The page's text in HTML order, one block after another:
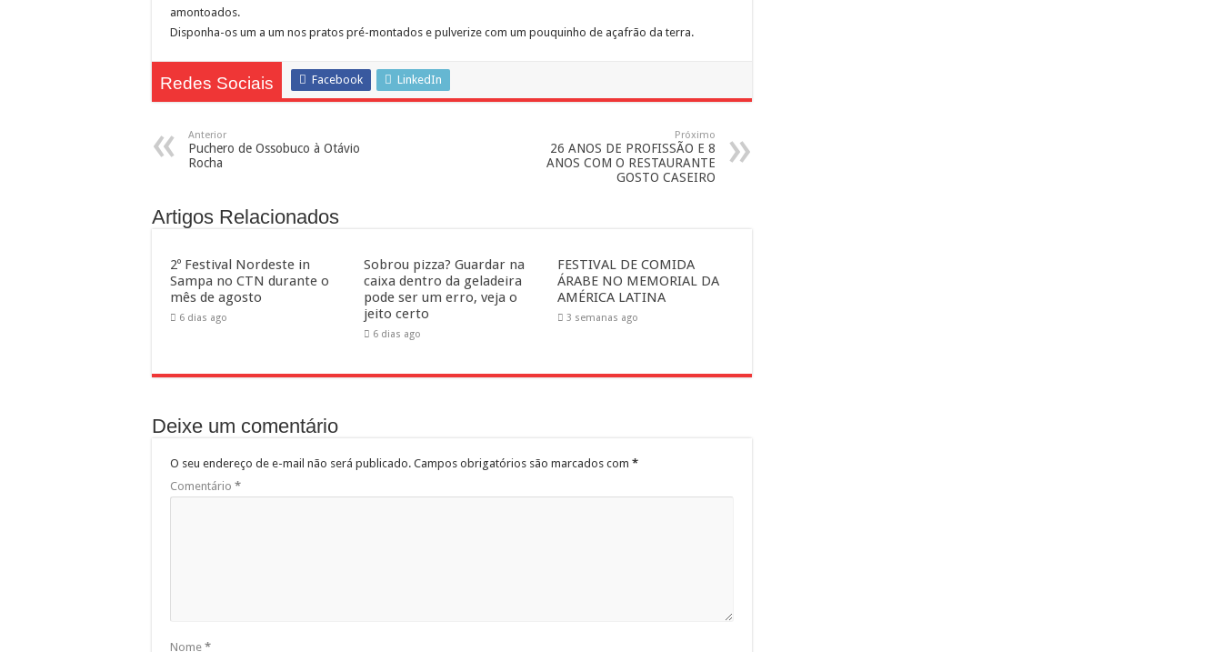
amontoados.
Disponha-os um a um nos pratos pré-montados e pulverize com um pouquinho de açafrão da terra.
Redes Sociais Facebook LinkedIn
Anterior
Puchero de Ossobuco à Otávio
Rocha
Próximo
26 ANOS DE PROFISSÃO E 8
ANOS COM O RESTAURANTE
GOSTO CASEIRO
Artigos Relacionados
2º Festival Nordeste in
Sampa no CTN durante o
mês de agosto
6 dias ago
Sobrou pizza? Guardar na
caixa dentro da geladeira
pode ser um erro, veja o
jeito certo
6 dias ago
FESTIVAL DE COMIDA
ÁRABE NO MEMORIAL DA
AMÉRICA LATINA
3 semanas ago
Deixe um comentário
O seu endereço de e-mail não será publicado. Campos obrigatórios são marcados com *
Comentário *
Nome *